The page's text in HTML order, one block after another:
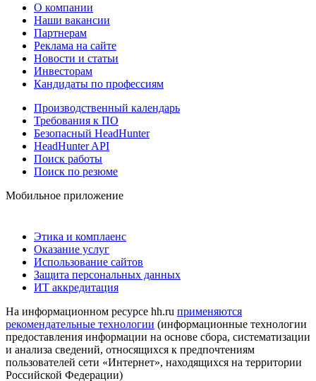
О компании
Наши вакансии
Партнерам
Реклама на сайте
Новости и статьи
Инвесторам
Кандидаты по профессиям
Производственный календарь
Требования к ПО
Безопасный HeadHunter
HeadHunter API
Поиск работы
Поиск по резюме
Мобильное приложение
Этика и комплаенс
Оказание услуг
Использование сайтов
Защита персональных данных
ИТ аккредитация
На информационном ресурсе hh.ru применяются
рекомендательные технологии (информационные технологии
предоставления информации на основе сбора, систематизации
и анализа сведений, относящихся к предпочтениям
пользователей сети «Интернет», находящихся на территории
Российской Федерации)